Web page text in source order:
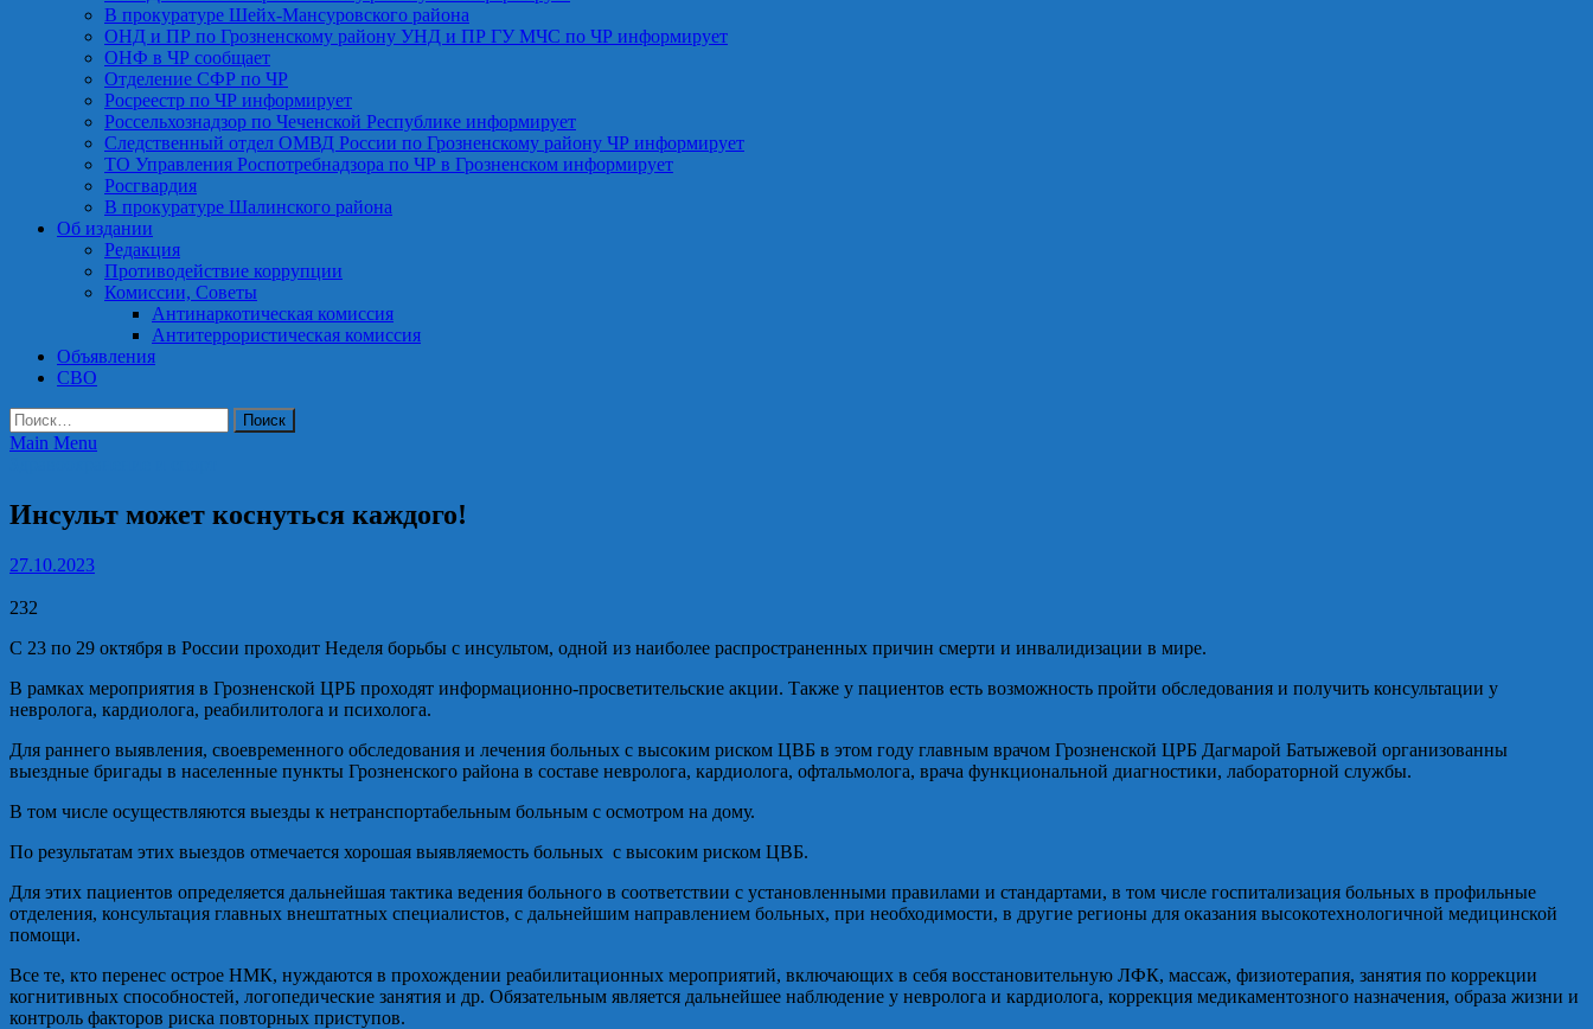
В прокуратуре Шейх-Мансуровского района
ОНД и ПР по Грозненскому району УНД и ПР ГУ МЧС по ЧР информирует
ОНФ в ЧР сообщает
Отделение СФР по ЧР
Росреестр по ЧР информирует
Россельхознадзор по Чеченской Республике информирует
Следственный отдел ОМВД России по Грозненскому району ЧР информирует
ТО Управления Роспотребнадзора по ЧР в Грозненском информирует
Росгвардия
В прокуратуре Шалинского района
Об издании
Редакция
Противодействие коррупции
Комиссии, Советы
Антинаркотическая комиссия
Антитеррористическая комиссия
Объявления
СВО
Найти:
Main Menu
Инсульт может коснуться каждого!
27.10.2023
232
С 23 по 29 октября в России проходит Неделя борьбы с инсультом, одной из наиболее распространенных причин смерти и инвалидизации в мире.
В рамках мероприятия в Грозненской ЦРБ проходят информационно-просветительские акции. Также у пациентов есть возможность пройти обследования и получить консультации у
невролога, кардиолога, реабилитолога и психолога.
Для раннего выявления, своевременного обследования и лечения больных с высоким риском ЦВБ в этом году главным врачом Грозненской ЦРБ Дагмарой Батыжевой организованны
выездные бригады в населенные пункты Грозненского района в составе невролога, кардиолога, офтальмолога, врача функциональной диагностики, лабораторной службы.
В том числе осуществляются выезды к нетранспортабельным больным с осмотром на дому.
По результатам этих выездов отмечается хорошая выявляемость больных с высоким риском ЦВБ.
Для этих пациентов определяется дальнейшая тактика ведения больного в соответствии с установленными правилами и стандартами, в том числе госпитализация больных в профильные
отделения, консультация главных внештатных специалистов, с дальнейшим направлением больных, при необходимости, в другие регионы для оказания высокотехнологичной медицинской
помощи.
Все те, кто перенес острое НМК, нуждаются в прохождении реабилитационных мероприятий, включающих в себя восстановительную ЛФК, массаж, физиотерапия, занятия по коррекции
когнитивных способностей, логопедические занятия и др. Обязательным является дальнейшее наблюдение у невролога и кардиолога, коррекция медикаментозного назначения, образа жизни и
контроль факторов риска повторных приступов.